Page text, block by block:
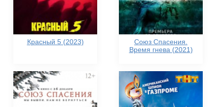
Красный 5 (2023)
Союз Спасения.
Время гнева (2021)